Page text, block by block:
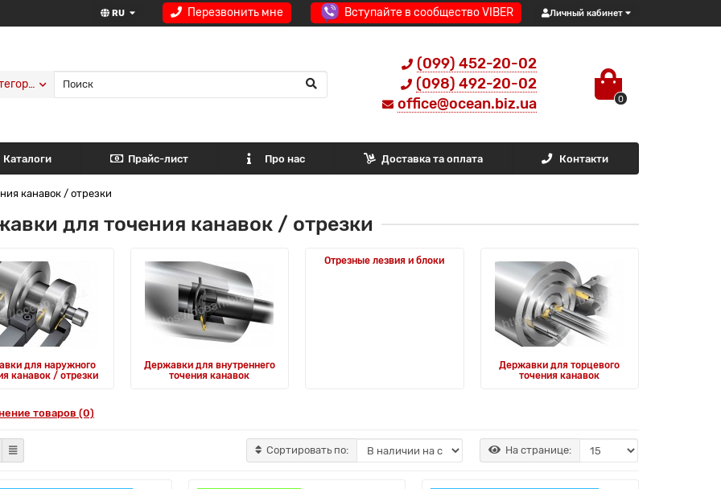
Перезвонить мне Вступайте в сообщество VIBER Личный кабинет
RU
(099) 452-20-02
(098) 492-20-02
office@ocean.biz.ua
0
Каталоги Прайс-лист Про нас Доставка та оплата Контакти
канавок / отрезки
для точения канавок / отрезки
для наружного
канавок / отрезки
Державки для внутреннего
точения канавок
Отрезные лезвия и блоки
Державки для торцевого
точения канавок
товаров (0)
Сортировать по: На странице: